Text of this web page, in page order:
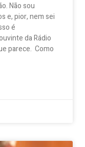
Não sou
e, pior, nem sei
é
da Rádio
parece. Como